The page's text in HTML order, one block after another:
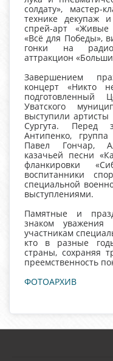
солдату», мастер-
технике декупаж
спрей-арт «Живые
«Всё для Победы»,
гонки на
аттракцион
Завершением
концерт «Никто
подготовленный
Уватского
выступили
Сургута. Перед
Антипенко,
Павел Гончар,
казачьей песни
фланкировки
воспитанники
специальной
выступлениями.
Памятные и
знаком уважения
участникам
кто в разные
страны, сохраняя
преемственность
ФОТОАРХИВ